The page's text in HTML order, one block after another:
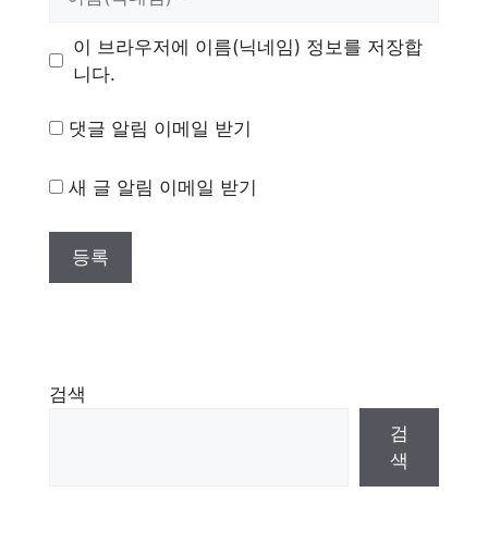
이 브라우저에 이름(닉네임) 정보를 저장합
니다.
댓글 알림 이메일 받기
새 글 알림 이메일 받기
검색
검
색